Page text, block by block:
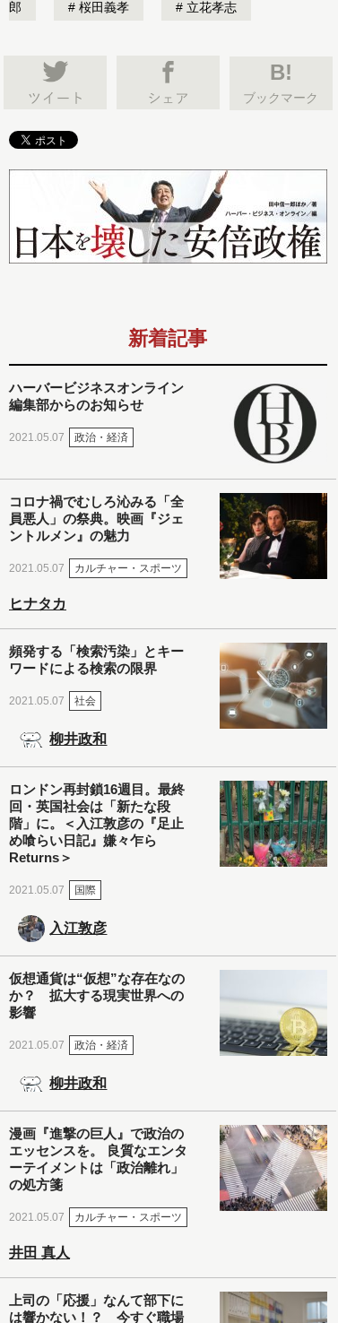
郎 桜田義孝 立花孝志
B!
ブックマーク
新着記事
ハーバービジネスオンライン
編集部からのお知らせ
2021.05.07 政治・経済
コロナ禍でむしろ沁みる「全
員悪人」の祭典。映画『ジェ
ントルメン』の魅力
2021.05.07 カルチャー・スポーツ
ヒナタカ
頻発する「検索汚染」とキー
ワードによる検索の限界
2021.05.07 社会
柳井政和
ロンドン再封鎖16週目。最終
回・英国社会は「新たな段
階」に。＜入江敦彦の『足止
め喰らい日記』嫌々乍ら
Returns＞
2021.05.07 国際
入江敦彦
仮想通貨は“仮想”な存在なの
か？ 拡大する現実世界への
影響
2021.05.07 政治・経済
柳井政和
漫画『進撃の巨人』で政治の
エッセンスを。 良質なエンタ
ーテイメントは「政治離れ」
の処方箋
2021.05.07 カルチャー・スポーツ
井田 真人
上司の「応援」なんて部下に
は響かない！？ 今すぐ職場